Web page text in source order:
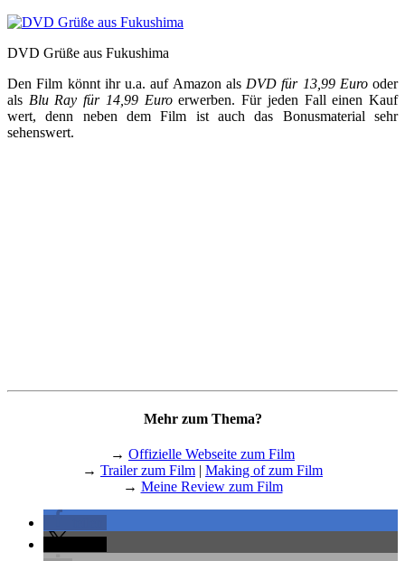
DVD Grüße aus Fukushima
Den Film könnt ihr u.a. auf Amazon als DVD für 13,99 Eurooder
als Blu Ray für 14,99 Euroerwerben. Für jeden Fall einen Kauf
wert, denn neben dem Film ist auch das Bonusmaterial sehr
sehenswert.
Mehr zum Thema?
→ Offizielle Webseite zum Film
→ Trailer zum Film | Making of zum Film
→ Meine Review zum Film